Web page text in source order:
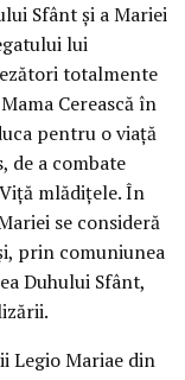
Sfânt și a Mariei
lui
totalmente
Cerească în
pentru o viață
de a combate
mlădițele. În
se consideră
prin comuniunea
Duhului Sfânt,
Legio Mariae din